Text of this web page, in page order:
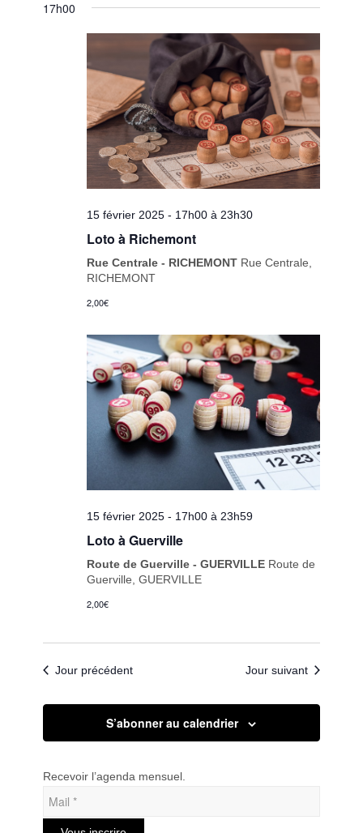
17h00
15 février 2025 - 17h00 à 23h30
Loto à Richemont
Rue Centrale - RICHEMONT Rue Centrale,
RICHEMONT
2,00€
15 février 2025 - 17h00 à 23h59
Loto à Guerville
Route de Guerville - GUERVILLE Route de
Guerville, GUERVILLE
2,00€
Jour précédent Jour suivant
S’abonner au calendrier
Recevoir l’agenda mensuel.